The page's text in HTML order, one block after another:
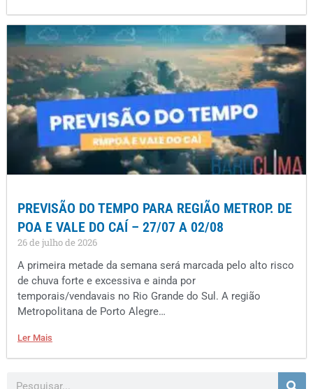
PREVISÃO DO TEMPO PARA REGIÃO METROP. DE
POA E VALE DO CAÍ – 27/07 A 02/08
26 de julho de 2026
A primeira metade da semana será marcada pelo alto risco
de chuva forte e excessiva e ainda por
temporais/vendavais no Rio Grande do Sul. A região
Metropolitana de Porto Alegre…
Ler Mais